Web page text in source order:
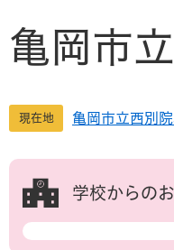
亀岡市
現在地 亀岡市立西別
学校からの